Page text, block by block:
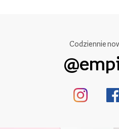
Codziennie